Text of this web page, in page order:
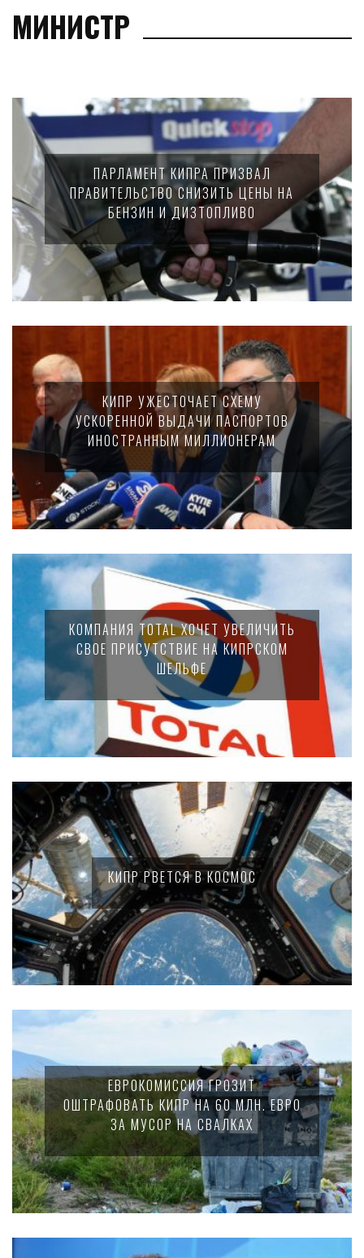
МИНИСТР
ПАРЛАМЕНТ КИПРА ПРИЗВАЛ
ПРАВИТЕЛЬСТВО СНИЗИТЬ ЦЕНЫ НА
БЕНЗИН И ДИЗТОПЛИВО
КИПР УЖЕСТОЧАЕТ СХЕМУ
УСКОРЕННОЙ ВЫДАЧИ ПАСПОРТОВ
ИНОСТРАННЫМ МИЛЛИОНЕРАМ
КОМПАНИЯ TOTAL ХОЧЕТ УВЕЛИЧИТЬ
СВОЕ ПРИСУТСТВИЕ НА КИПРСКОМ
ШЕЛЬФЕ
КИПР РВЕТСЯ В КОСМОС
ЕВРОКОМИССИЯ ГРОЗИТ
ОШТРАФОВАТЬ КИПР НА 60 МЛН. ЕВРО
ЗА МУСОР НА СВАЛКАХ